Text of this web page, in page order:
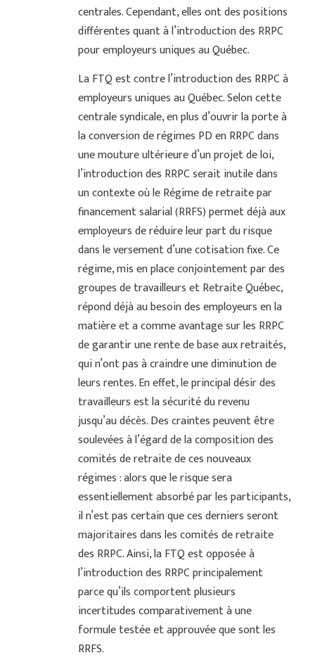
centrales. Cependant, elles ont des positions
différentes quant à l’introduction des RRPC
pour employeurs uniques au Québec.
La FTQ est contre l’introduction des RRPC à
employeurs uniques au Québec. Selon cette
centrale syndicale, en plus d’ouvrir la porte à
la conversion de régimes PD en RRPC dans
une mouture ultérieure d’un projet de loi,
l’introduction des RRPC serait inutile dans
un contexte où le Régime de retraite par
financement salarial (RRFS) permet déjà aux
employeurs de réduire leur part du risque
dans le versement d’une cotisation fixe. Ce
régime, mis en place conjointement par des
groupes de travailleurs et Retraite Québec,
répond déjà au besoin des employeurs en la
matière et a comme avantage sur les RRPC
de garantir une rente de base aux retraités,
qui n’ont pas à craindre une diminution de
leurs rentes. En effet, le principal désir des
travailleurs est la sécurité du revenu
jusqu’au décès. Des craintes peuvent être
soulevées à l’égard de la composition des
comités de retraite de ces nouveaux
régimes : alors que le risque sera
essentiellement absorbé par les participants,
il n’est pas certain que ces derniers seront
majoritaires dans les comités de retraite
des RRPC. Ainsi, la FTQ est opposée à
l’introduction des RRPC principalement
parce qu’ils comportent plusieurs
incertitudes comparativement à une
formule testée et approuvée que sont les
RRFS.